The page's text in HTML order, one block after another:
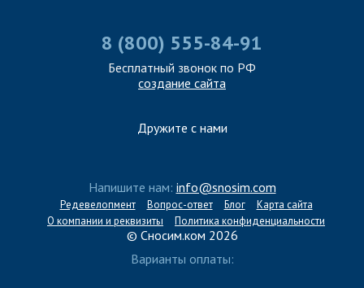
8 (800) 555-84-91
Бесплатный звонок по РФ
создание сайта
Дружите с нами
Напишите нам: info@snosim.com
Редевелопмент Вопрос-ответ Блог
Карта сайта
О компании и реквизиты
Политика конфиденциальности
© Сносим.ком 2026
Варианты оплаты: